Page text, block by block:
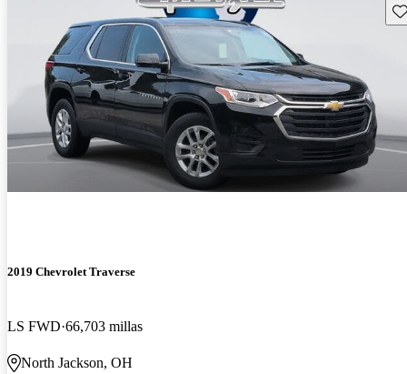
2019 Chevrolet Traverse
LS FWD 66,703 millas
North Jackson, OH